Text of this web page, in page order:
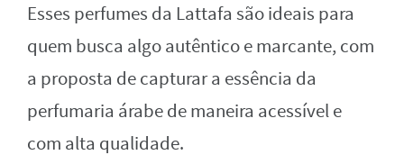
Esses perfumes da Lattafa são ideais para
quem busca algo autêntico e marcante, com
a proposta de capturar a essência da
perfumaria árabe de maneira acessível e
com alta qualidade.